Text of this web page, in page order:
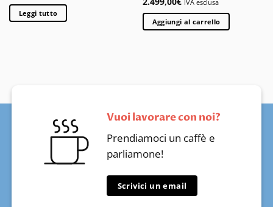
Leggi tutto
IVA esclusa
Aggiungi al carrello
Vuoi lavorare con noi?
Prendiamoci un caffè e
parliamone!
Scrivici un email